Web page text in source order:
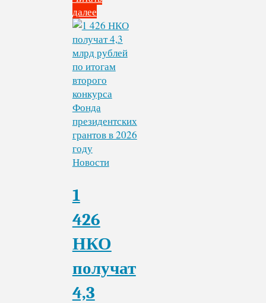
далее
"Энгельсская
организация
инвалидов
(ВОИ)
—
победитель
второго
грантового
конкурса
2026
года
президентских
грантов"
Новости
1
426
НКО
получат
4,3